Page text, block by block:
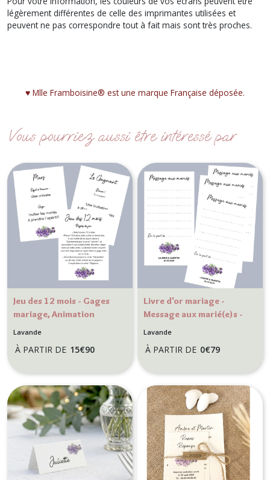
légèrement différentes de celle des imprimantes utilisées et
peuvent ne pas correspondre tout à fait mais sont très proches.
♥︎ Mlle Framboisine® est une marque Française déposée.
Vous pourriez aussi être intéressé par
Jeu des 12 mois - Gages
mariage, Animation
mariage - Mariage Thème
Lavande
Lavande
À PARTIR DE 15€90
Livre d'or mariage -
Message aux marié(e)s -
Mariage thème Provence
Lavande
À PARTIR DE 0€79